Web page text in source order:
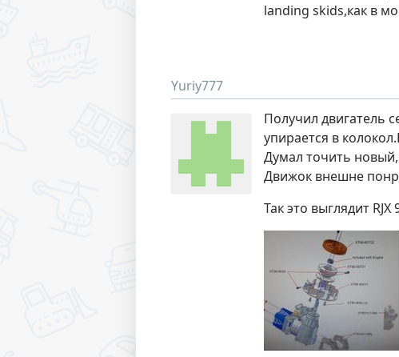
landing skids,как в
Yuriy777
Получил двигатель
упирается в
Думал точить
Движок внешне
Так это выглядит RJX